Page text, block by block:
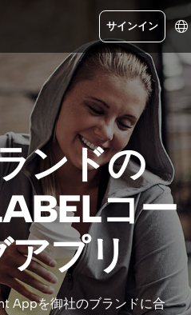
サインイン
ンドの
コー
アプリ
Appを御社のブランドに合